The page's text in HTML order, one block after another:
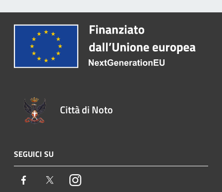
Città di Noto
SEGUICI SU
Facebook TwitterInstagram